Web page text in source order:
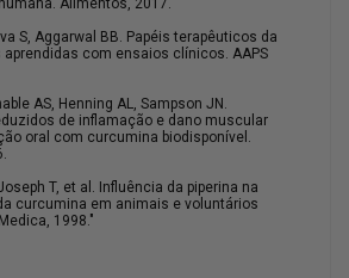
Alimentos, 2017.
S, Aggarwal BB. Papéis terapêuticos da
com ensaios clínicos. AAPS
AS, Henning AL, Sampson JN.
de inflamação e dano muscular
oral com curcumina biodisponível.
T, et al. Influência da piperina na
curcumina em animais e voluntários
1998."